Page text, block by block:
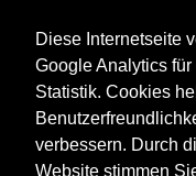
Diese Internetseite
Google Analytics
Statistik. Cookies
verbessern. Durch
Website stimmen
Senden